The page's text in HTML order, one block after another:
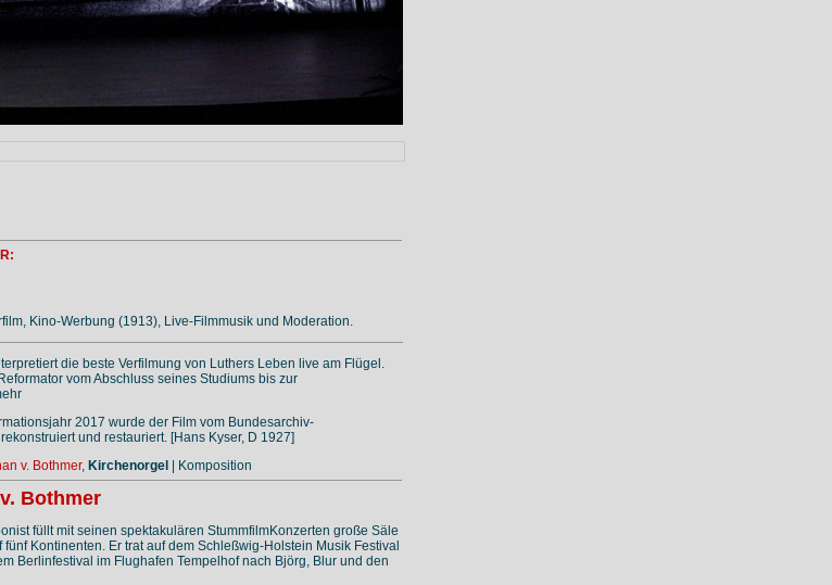
Kino-Werbung (1913), Live-Filmmusik und Moderation.
die beste Verfilmung von Luthers Leben live am Flügel.
vom Abschluss seines Studiums bis zur
2017 wurde der Film vom Bundesarchiv-
und restauriert. [Hans Kyser, D 1927]
v. Bothmer, Kirchenorgel | Komposition
Bothmer
füllt mit seinen spektakulären StummfilmKonzerten große Säle
Kontinenten. Er trat auf dem Schleßwig-Holstein Musik Festival
Berlinfestival im Flughafen Tempelhof nach Björg, Blur und den